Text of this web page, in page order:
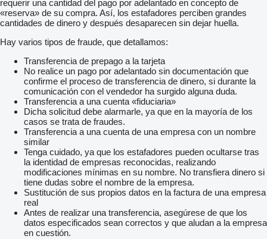
requerir una cantidad del pago por adelantado en concepto de
«reserva» de su compra. Así, los estafadores perciben grandes
cantidades de dinero y después desaparecen sin dejar huella.
Hay varios tipos de fraude, que detallamos:
Transferencia de prepago a la tarjeta
No realice un pago por adelantado sin documentación que
confirme el proceso de transferencia de dinero, si durante la
comunicación con el vendedor ha surgido alguna duda.
Transferencia a una cuenta «fiduciaria»
Dicha solicitud debe alarmarle, ya que en la mayoría de los
casos se trata de fraudes.
Transferencia a una cuenta de una empresa con un nombre
similar
Tenga cuidado, ya que los estafadores pueden ocultarse tras
la identidad de empresas reconocidas, realizando
modificaciones mínimas en su nombre. No transfiera dinero si
tiene dudas sobre el nombre de la empresa.
Sustitución de sus propios datos en la factura de una empresa
real
Antes de realizar una transferencia, asegúrese de que los
datos especificados sean correctos y que aludan a la empresa
en cuestión.